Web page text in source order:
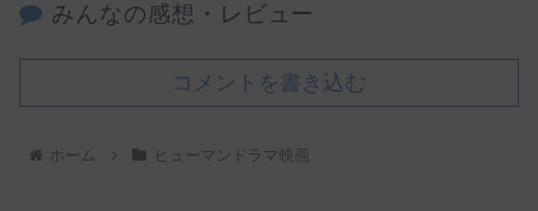
みんなの感想・レビュー
コメントを書き込む
ホーム ヒューマンドラマ映画